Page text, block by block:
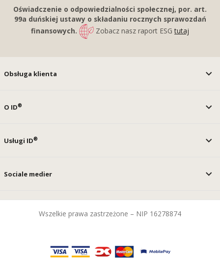
Oświadczenie o odpowiedzialności społecznej, por. art.
99a duńskiej ustawy o składaniu rocznych sprawozdań
finansowych.
Zobacz nasz raport ESGtutaj
Obsługa klienta
O ID®
Usługi ID®
Sociale medier
Wszelkie prawa zastrzeżone – NIP 16278874